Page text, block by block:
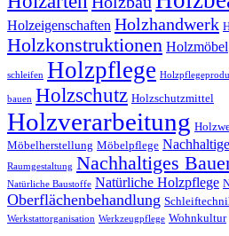
Holzeigenschaften Holzhandwerk
Holzkonstruktionen Holzmöbel
schleifen Holzpflege
bauen Holzschutz Holzschutzmittel
Holzverarbeitung
Möbelherstellung Möbelpflege
Raumgestaltung Nachhaltiges
Natürliche Baustoffe Natürliche Holzpflege
Oberflächenbehandlung
Werkstattorganisation Werkzeugpflege Wohnkultur